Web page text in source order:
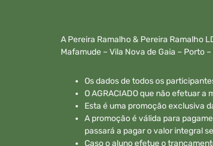
A Pereira Ramalho & Pereira Ramalho
Mafamude – Vila Nova de Gaia – Porto –
Os dados de todos os
O AGRACIADO que não efetuar
Esta é uma promoção exclusiva
A promoção é válida para
passará a pagar o valor integral
Caso o aluno efetue o